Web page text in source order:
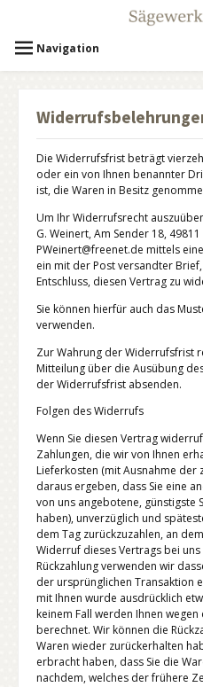
Navigation
Die Widerrufsfrist beträgt
oder ein von Ihnen benannter
ist, die Waren in Besitz
Um Ihr Widerrufsrecht
G. Weinert, Am Sender 18, 49811
PWeinert@freenet.de mittels
ein mit der Post versandter
Entschluss, diesen Vertrag zu
Sie können hierfür auch das
verwenden.
Zur Wahrung der Widerrufsfrist
Mitteilung über die Ausübung
der Widerrufsfrist absenden.
Folgen des Widerrufs
Wenn Sie diesen Vertrag
Zahlungen, die wir von Ihnen
Lieferkosten (mit Ausnahme der
daraus ergeben, dass Sie eine
von uns angebotene, günstigste
haben), unverzüglich und
dem Tag zurückzuzahlen, an
Widerruf dieses Vertrags bei
Rückzahlung verwenden wir
der ursprünglichen Transaktion
mit Ihnen wurde ausdrücklich
keinem Fall werden Ihnen
berechnet. Wir können die
Waren wieder zurückerhalten
erbracht haben, dass Sie die
nachdem, welches der frühere